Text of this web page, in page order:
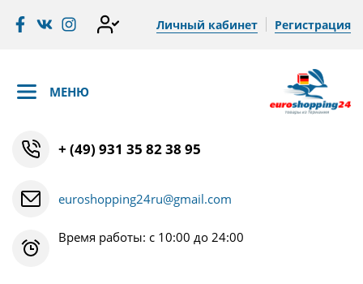
Личный кабинет Регистрация
МЕНЮ
+ (49) 931 35 82 38 95
euroshopping24ru@gmail.com
Время работы: с 10:00 до 24:00